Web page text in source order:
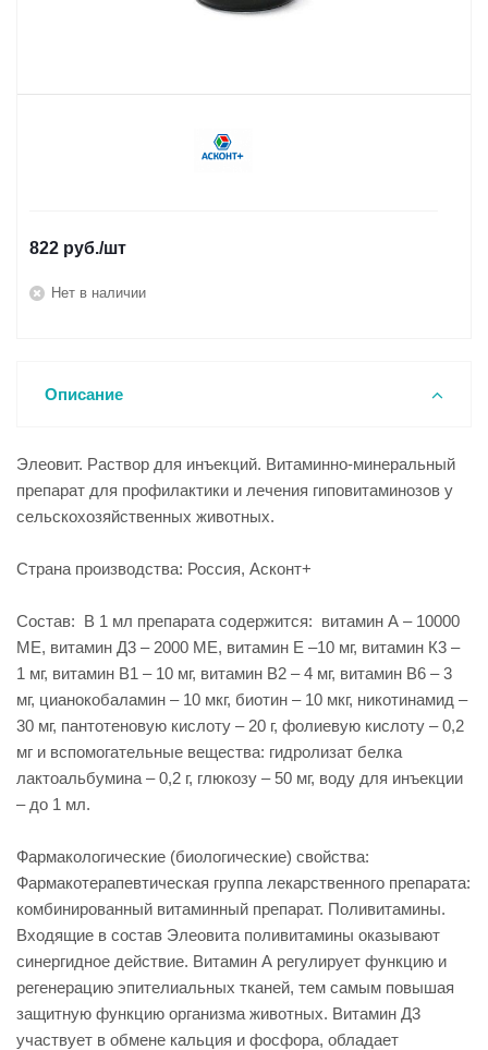
822 руб./шт
Нет в наличии
Описание
Элеовит. Раствор для инъекций. Витаминно-минеральный
препарат для профилактики и лечения гиповитаминозов у
сельскохозяйственных животных.
Страна производства: Россия, Асконт+
Состав: В 1 мл препарата содержится: витамин А – 10000
МЕ, витамин Д3 – 2000 МЕ, витамин Е –10 мг, витамин К3 –
1 мг, витамин В1 – 10 мг, витамин В2 – 4 мг, витамин В6 – 3
мг, цианокобаламин – 10 мкг, биотин – 10 мкг, никотинамид –
30 мг, пантотеновую кислоту – 20 г, фолиевую кислоту – 0,2
мг и вспомогательные вещества: гидролизат белка
лактоальбумина – 0,2 г, глюкозу – 50 мг, воду для инъекции
– до 1 мл.
Фармакологические (биологические) свойства:
Фармакотерапевтическая группа лекарственного препарата:
комбинированный витаминный препарат. Поливитамины.
Входящие в состав Элеовита поливитамины оказывают
синергидное действие. Витамин А регулирует функцию и
регенерацию эпителиальных тканей, тем самым повышая
защитную функцию организма животных. Витамин Д3
участвует в обмене кальция и фосфора, обладает